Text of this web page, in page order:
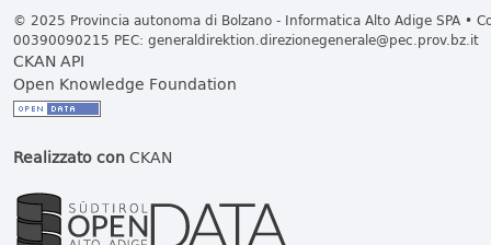
© 2025 Provincia autonoma di Bolzano - Informatica Alto Adige SPA •
00390090215 PEC: generaldirektion.direzionegenerale@pec.prov.bz.it
CKAN API
Open Knowledge Foundation
Realizzato conCKAN